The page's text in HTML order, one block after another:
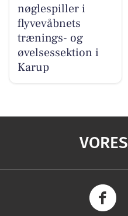
nøglespiller i
flyvevåbnets
trænings- og
øvelsessektion i
Karup
VORES